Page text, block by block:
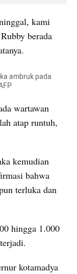
kami
berada
ambruk pada
wartawan
atap runtuh,
kemudian
bahwa
terluka dan
hingga 1.000
kotamadya